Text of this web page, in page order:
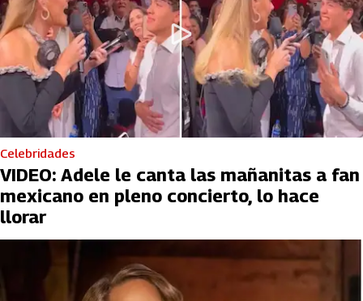
Celebridades
VIDEO: Adele le canta las mañanitas a fan
mexicano en pleno concierto, lo hace
llorar